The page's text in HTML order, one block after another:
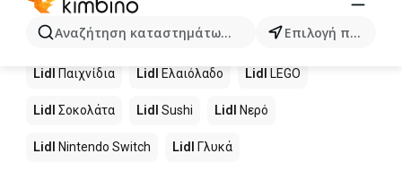
Αναζήτηση καταστημάτων, κατηγοριών, προϊόντων...
Επιλογή πόλης
Άλλα προϊόντα στα καταστήματα
Lidl
Lidl Παιχνίδια Lidl Ελαιόλαδο Lidl LEGO
Lidl Σοκολάτα Lidl Sushi Lidl Νερό
Lidl Nintendo Switch Lidl Γλυκά